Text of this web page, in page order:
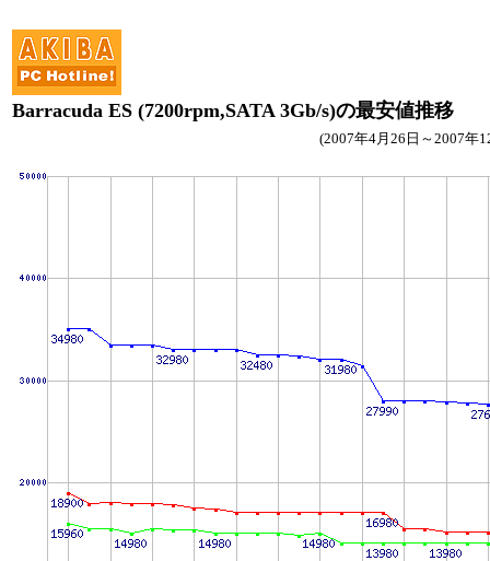
Barracuda ES (7200rpm,SATA 3Gb/s)の最安値推移
(2007年4月26日～2007年